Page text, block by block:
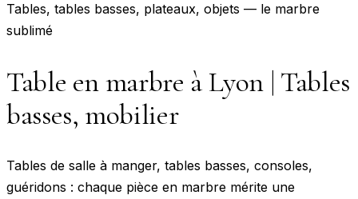
Tables, tables basses, plateaux, objets — le marbre
sublimé
Table en marbre à Lyon | Tables
basses, mobilier
Tables de salle à manger, tables basses, consoles,
guéridons : chaque pièce en marbre mérite une